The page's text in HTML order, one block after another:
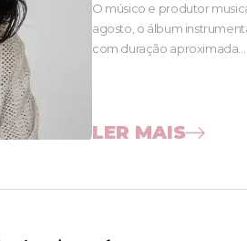
O músico e produtor
agosto, o álbum
com duração aproximada…
LER MAIS